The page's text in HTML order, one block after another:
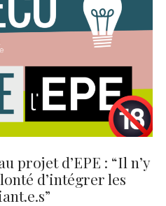
form
projet d’EPE : “Il n’y
d’intégrer les